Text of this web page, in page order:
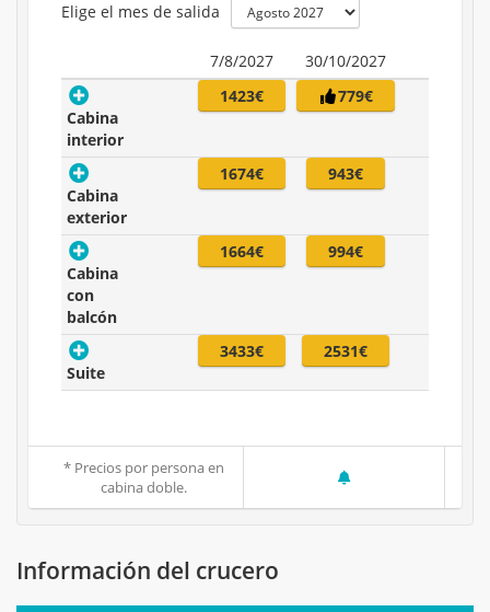
Elige el mes de salida
7/8/2027 30/10/2027
Cabina
interior
1423€ 779€
Cabina
exterior
1674€ 943€
Cabina
con
balcón
1664€ 994€
Suite
3433€ 2531€
* Precios por persona en
cabina doble.
Información del crucero